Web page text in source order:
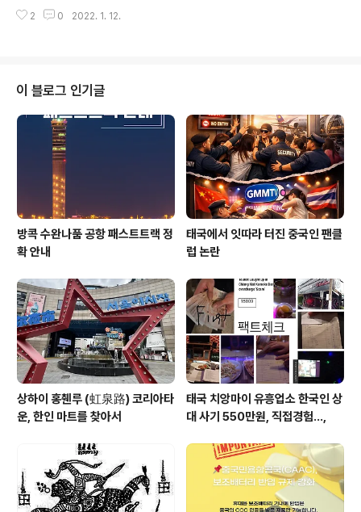
는 회원은 이민국 직원이 비자/사증 스티커를 발급할 수 없
월 혜택 제공, 신청서를 제출하고 2022년 3월 25일까지
버십 > 10년 3개월 ​ 20년 멤버십 > 20년 3개월 추가사항
안내: 1. 멤버십 프로세스 엘리트 비자의 카테고리는 특별
입국 비자 (Privilege Entry Visa “PE)입니다. 오직 엘리
트 회원에게만 발급되며 비자/사증을 발급받기 위해서는
멤버십 "회원 가입"이 우선입니다. ..
2 0 2022. 1. 12.
이 블로그 인기글
방콕 수완나품 공항 패스트트랙 정
확 안내
태국에서 잇따라 터진 중국인 팬클
럽 논란
상하이 홍췐루 (虹泉路) 코리아타
운, 한인 마트를 찾아서
태국 치앙마이 유흥업소 한국인 상
대 사기 550만원, 직접경험...,